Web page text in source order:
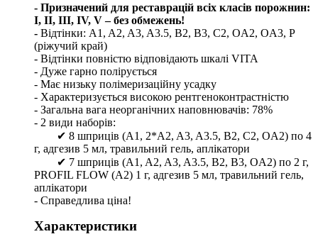
- Призначений для реставрацій всіх класів порожнин:
I, II, III, IV, V – без обмежень!
- Відтінки: A1, A2, A3, A3.5, B2, B3, C2, OA2, OA3, Р
(ріжучий край)
- Відтінки повністю відповідають шкалі VITA
- Дуже гарно полірується
- Має низьку полімеризаційну усадку
- Характеризується високою рентгеноконтрастністю
- Загальна вага неорганічних наповнювачів: 78%
- 2 види наборів:
✔ 8 шприців (A1, 2*A2, A3, A3.5, B2, C2, OA2) по 4
г, адгезив 5 мл, травильний гель, аплікатори
✔ 7 шприців (A1, A2, A3, A3.5, B2, B3, OA2) по 2 г,
PROFIL FLOW (А2) 1 г, адгезив 5 мл, травильний гель,
аплікатори
- Справедлива ціна!
Характеристики